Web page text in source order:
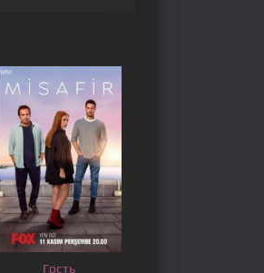
Гость